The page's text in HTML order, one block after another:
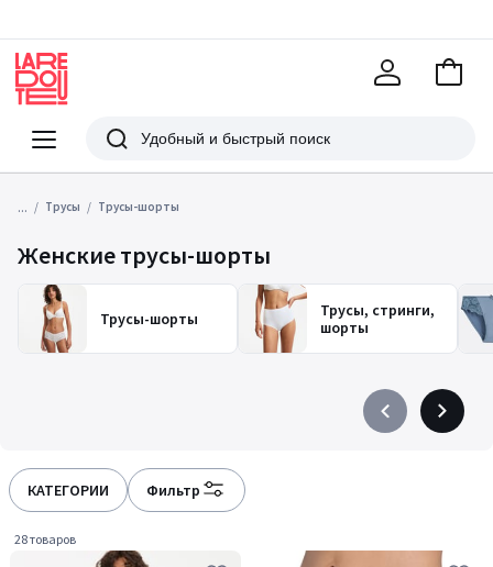
Меню
Redoute
Поиск
В
... Трусы Трусы-шорты
Женские трусы-шорты
Трусы-шорты
Трусы, стринги,
шорты
PrécédentSuivant
КАТЕГОРИИ Фильтр
28 товаров